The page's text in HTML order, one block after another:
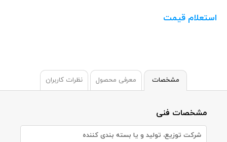
استعلام قیمت
مشخصات معرفی محصول نظرات کاربران
مشخصات فنی
شرکت توزیع، تولید و یا بسته بندی کننده